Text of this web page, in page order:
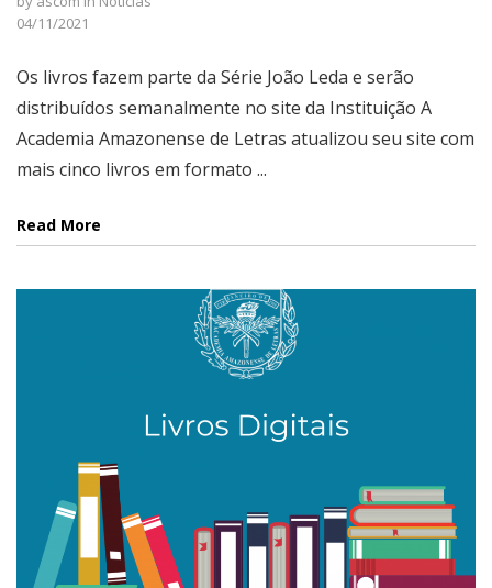
04/11/2021
Os livros fazem parte da Série João Leda e serão
distribuídos semanalmente no site da Instituição A
Academia Amazonense de Letras atualizou seu site com
mais cinco livros em formato ...
Read More